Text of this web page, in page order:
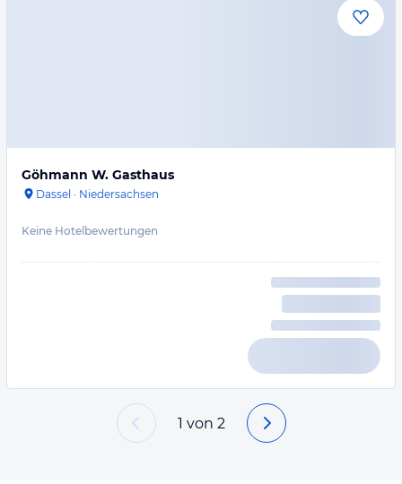
Göhmann W. Gasthaus
Dassel · Niedersachsen
Keine Hotelbewertungen
1 von 2